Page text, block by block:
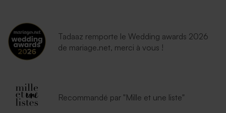
Tadaaz remporte le Wedding awards 2026
de mariage.net, merci à vous !
Recommandé par "Mille et une liste"